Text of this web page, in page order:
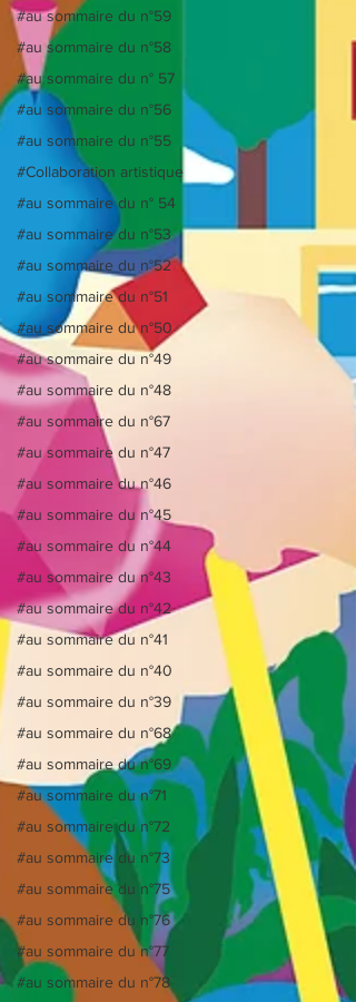
#au sommaire du n°59
#au sommaire du n°58
#au sommaire du n° 57
#au sommaire du n°56
#au sommaire du n°55
#Collaboration artistique
#au sommaire du n° 54
#au sommaire du n°53
#au sommaire du n°52
#au sommaire du n°51
#au sommaire du n°50
#au sommaire du n°49
#au sommaire du n°48
#au sommaire du n°67
#au sommaire du n°47
#au sommaire du n°46
#au sommaire du n°45
#au sommaire du n°44
#au sommaire du n°43
#au sommaire du n°42
#au sommaire du n°41
#au sommaire du n°40
#au sommaire du n°39
#au sommaire du n°68
#au sommaire du n°69
#au sommaire du n°71
#au sommaire du n°72
#au sommaire du n°73
#au sommaire du n°75
#au sommaire du n°76
#au sommaire du n°77
#au sommaire du n°78